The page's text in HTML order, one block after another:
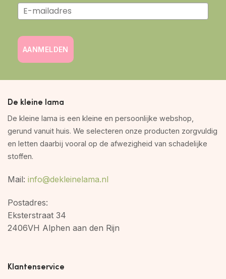
AANMELDEN
De kleine lama
De kleine lama is een kleine en persoonlijke webshop,
gerund vanuit huis. We selecteren onze producten zorgvuldig
en letten daarbij vooral op de afwezigheid van schadelijke
stoffen.
Mail: info@dekleinelama.nl
Postadres:
Eksterstraat 34
2406VH Alphen aan den Rijn
Klantenservice